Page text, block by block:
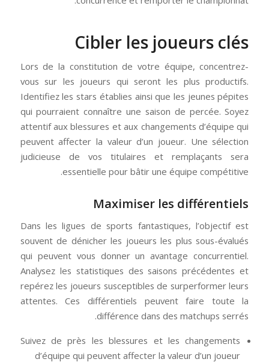
Cibler les joueurs clés
Lors de la constitution de votre équipe, concentrez-
vous sur les joueurs qui seront les plus productifs.
Identifiez les stars établies ainsi que les jeunes pépites
qui pourraient connaître une saison de percée. Soyez
attentif aux blessures et aux changements d’équipe qui
peuvent affecter la valeur d’un joueur. Une sélection
judicieuse de vos titulaires et remplaçants sera
essentielle pour bâtir une équipe compétitive.
Maximiser les différentiels
Dans les ligues de sports fantastiques, l’objectif est
souvent de dénicher les joueurs les plus sous-évalués
qui peuvent vous donner un avantage concurrentiel.
Analysez les statistiques des saisons précédentes et
repérez les joueurs susceptibles de surperformer leurs
attentes. Ces différentiels peuvent faire toute la
différence dans des matchups serrés.
Suivez de près les blessures et les changements
d’équipe qui peuvent affecter la valeur d’un joueur